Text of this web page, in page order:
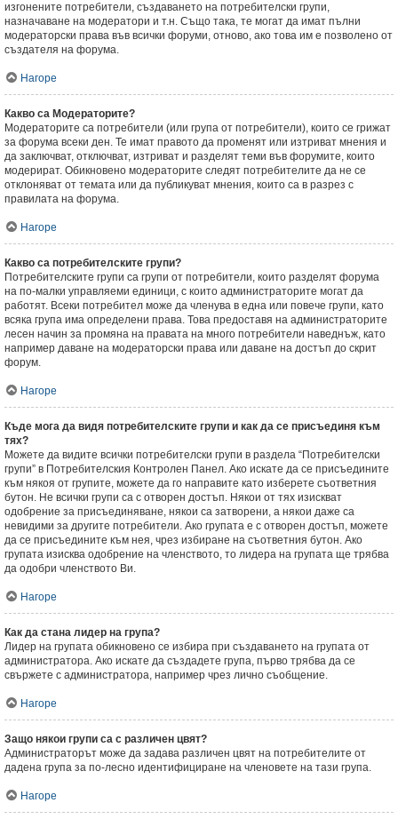
изгонените потребители, създаването на потребителски групи,
назначаване на модератори и т.н. Също така, те могат да имат пълни
модераторски права във всички форуми, отново, ако това им е позволено от
създателя на форума.
Нагоре
Какво са Модераторите?
Модераторите са потребители (или група от потребители), които се грижат
за форума всеки ден. Те имат правото да променят или изтриват мнения и
да заключват, отключват, изтриват и разделят теми във форумите, които
модерират. Обикновено модераторите следят потребителите да не се
отклоняват от темата или да публикуват мнения, които са в разрез с
правилата на форума.
Нагоре
Какво са потребителските групи?
Потребителските групи са групи от потребители, които разделят форума
на по-малки управляеми единици, с които администраторите могат да
работят. Всеки потребител може да членува в една или повече групи, като
всяка група има определени права. Това предоставя на администраторите
лесен начин за промяна на правата на много потребители наведнъж, като
например даване на модераторски права или даване на достъп до скрит
форум.
Нагоре
Къде мога да видя потребителските групи и как да се присъединя към
тях?
Можете да видите всички потребителски групи в раздела “Потребителски
групи” в Потребителския Контролен Панел. Ако искате да се присъедините
към някоя от групите, можете да го направите като изберете съответния
бутон. Не всички групи са с отворен достъп. Някои от тях изискват
одобрение за присъединяване, някои са затворени, а някои даже са
невидими за другите потребители. Ако групата е с отворен достъп, можете
да се присъедините към нея, чрез избиране на съответния бутон. Ако
групата изисква одобрение на членството, то лидера на групата ще трябва
да одобри членството Ви.
Нагоре
Как да стана лидер на група?
Лидер на групата обикновено се избира при създаването на групата от
администратора. Ако искате да създадете група, първо трябва да се
свържете с администратора, например чрез лично съобщение.
Нагоре
Защо някои групи са с различен цвят?
Администраторът може да задава различен цвят на потребителите от
дадена група за по-лесно идентифициране на членовете на тази група.
Нагоре